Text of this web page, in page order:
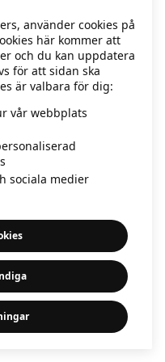
använder cookies på
här kommer att
och du kan uppdatera
för att sidan ska
är valbara för dig:
vår webbplats
sociala medier